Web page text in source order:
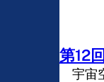
第12
宇宙